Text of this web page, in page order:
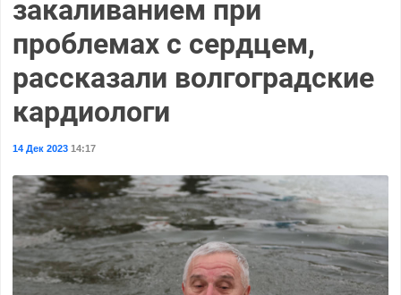
закаливанием при
проблемах с сердцем,
рассказали волгоградские
кардиологи
14 Дек 202314:17